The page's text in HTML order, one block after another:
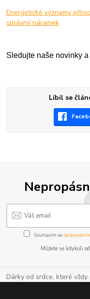
Energetické významy
správný náramek
Sledujte naše novinky
Líbil se
Souhlasím se
Můžete se kdykoli
Dárky od srdce, které vždy